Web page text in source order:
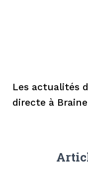
Les actualités
directe à